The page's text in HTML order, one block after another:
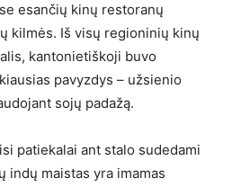
esančių kinų restoranų
kilmės. Iš visų regioninių kinų
kantonietiškoji buvo
pavyzdys – užsienio
sojų padažą.
patiekalai ant stalo sudedami
indų maistas yra imamas